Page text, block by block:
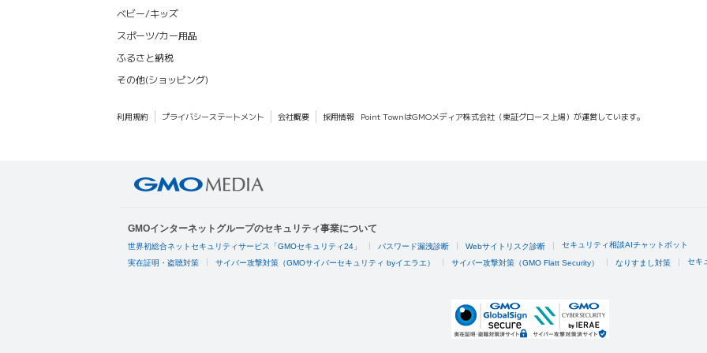
ベビー/キッズ
スポーツ/カー用品
ふるさと納税
その他(ショッピング)
利用規約 プライバシーステートメント 会社概要 採用情報 Point TownはGMOメディア株式会社（東証グロース上場）が運営しています。
GMOインターネットグループのセキュリティ事業について
世界初総合ネットセキュリティサービス「GMOセキュリティ24」 パスワード漏洩診断 Webサイトリスク診断 セキュリティ相談AIチャットボット
実在証明・盗聴対策 サイバー攻撃対策（GMOサイバーセキュリティ byイエラエ） サイバー攻撃対策（GMO Flatt Security） なりすまし対策 セキ